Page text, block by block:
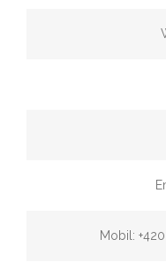
Mobil: